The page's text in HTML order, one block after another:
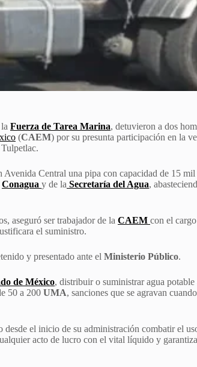
Fuerza de Tarea Marina, detuvieron a dos
(CAEM) por su presunta participación en la
Central una pipa con capacidad de 15
Conagua y de la Secretaría del Agua,
aseguró ser trabajador de la CAEM con el
el suministro.
y presentado ante el Ministerio Público.
de México, distribuir o suministrar agua
50 a 200 UMA, sanciones que se agravan
desde el inicio de su administración combatir el
acto de lucro con el vital líquido y